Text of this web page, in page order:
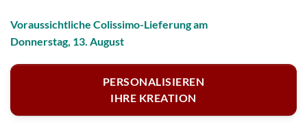
Voraussichtliche Colissimo-Lieferung am
Donnerstag, 13. August
PERSONALISIEREN
IHRE KREATION